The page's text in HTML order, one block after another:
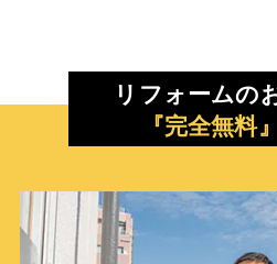
リフォームの
『完全無料』